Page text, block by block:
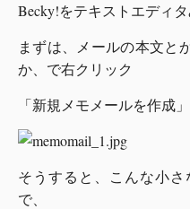
Becky!をテキストエディ
まずは、メールの本文と
か、で右クリック
「新規メモメールを作成」
そうすると、こんな小
で、